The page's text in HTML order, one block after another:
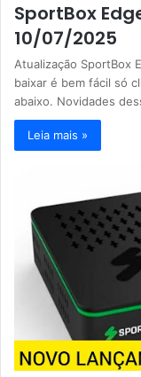
SportBox
10/07/2025
Atualização SportBox
baixar é bem fácil só
abaixo. Novidades
Leia mais »